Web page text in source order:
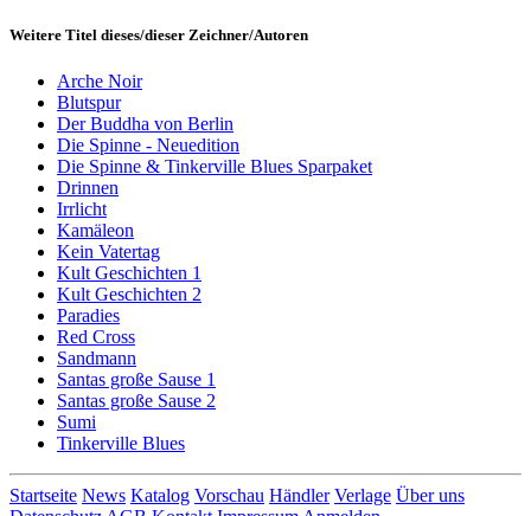
Weitere Titel dieses/dieser Zeichner/Autoren
Arche Noir
Blutspur
Der Buddha von Berlin
Die Spinne - Neuedition
Die Spinne & Tinkerville Blues Sparpaket
Drinnen
Irrlicht
Kamäleon
Kein Vatertag
Kult Geschichten 1
Kult Geschichten 2
Paradies
Red Cross
Sandmann
Santas große Sause 1
Santas große Sause 2
Sumi
Tinkerville Blues
Startseite News Katalog Vorschau Händler Verlage Über uns